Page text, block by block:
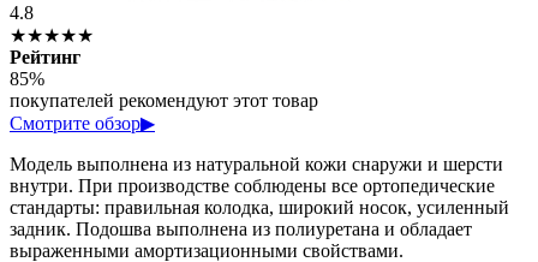
4.8
★★★★★
Рейтинг
85%
покупателей рекомендуют этот товар
Смотрите обзор▶
Модель выполнена из натуральной кожи снаружи и шерсти
внутри. При производстве соблюдены все ортопедические
стандарты: правильная колодка, широкий носок, усиленный
задник. Подошва выполнена из полиуретана и обладает
выраженными амортизационными свойствами.